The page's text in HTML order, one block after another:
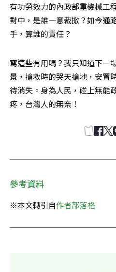
有功勞效力的內政部重機械工
對中，是誰一意裁撤？如今通
手，算誰的責任？
寫這些有用嗎？我只知道下一
景，搶救時的哭天搶地，安置
待消失。身為人民，碰上無能
疼，台灣人的無奈！
參考資料
※本文轉引自作者部落格